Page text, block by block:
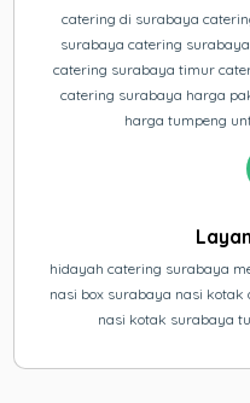
catering di surabaya
surabaya catering
catering surabaya timur
catering surabaya harga
harga tumpeng
hidayah catering surabaya
nasi box surabaya nasi
nasi kotak surabaya